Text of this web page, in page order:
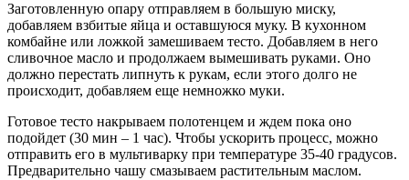
Заготовленную опару отправляем в большую миску,
добавляем взбитые яйца и оставшуюся муку. В кухонном
комбайне или ложкой замешиваем тесто. Добавляем в него
сливочное масло и продолжаем вымешивать руками. Оно
должно перестать липнуть к рукам, если этого долго не
происходит, добавляем еще немножко муки.
Готовое тесто накрываем полотенцем и ждем пока оно
подойдет (30 мин – 1 час). Чтобы ускорить процесс, можно
отправить его в мультиварку при температуре 35-40 градусов.
Предварительно чашу смазываем растительным маслом.